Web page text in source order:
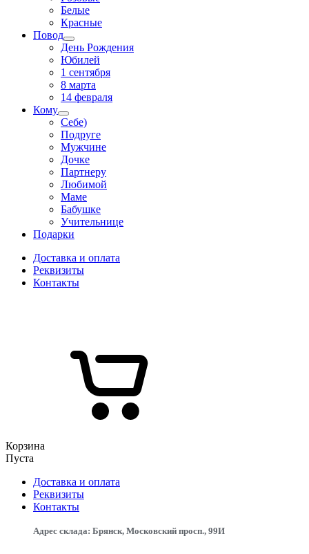
Белые
Красные
Повод
День Рождения
Юбилей
1 сентября
8 марта
14 февраля
Кому
Себе)
Подруге
Мужчине
Дочке
Партнеру
Любимой
Маме
Бабушке
Учительнице
Подарки
Доставка и оплата
Реквизиты
Контакты
Корзина
Пуста
Доставка и оплата
Реквизиты
Контакты
Адрес склада: Брянск, Московский просп., 99И